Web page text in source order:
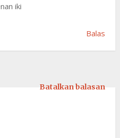
iki
Balas
Batalkan balasan